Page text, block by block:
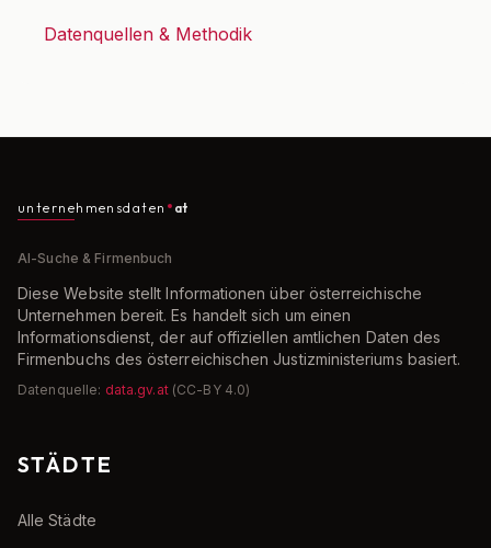
Datenquellen & Methodik
unternehmensdaten at
AI-Suche & Firmenbuch
Diese Website stellt Informationen über österreichische
Unternehmen bereit. Es handelt sich um einen
Informationsdienst, der auf offiziellen amtlichen Daten des
Firmenbuchs des österreichischen Justizministeriums basiert.
Datenquelle: data.gv.at (CC-BY 4.0)
STÄDTE
Alle Städte